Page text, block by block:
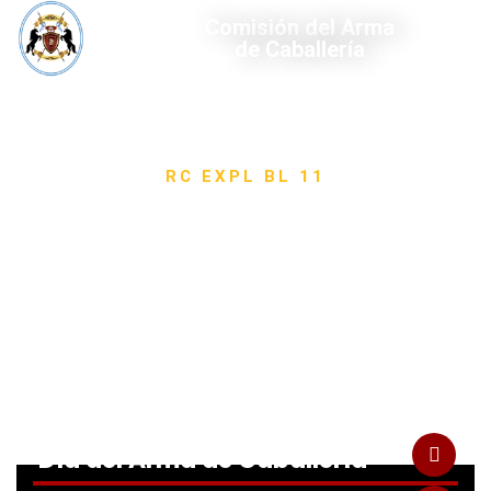
de Caballería
RC EXPL BL 11
Día del Arma de Caballería